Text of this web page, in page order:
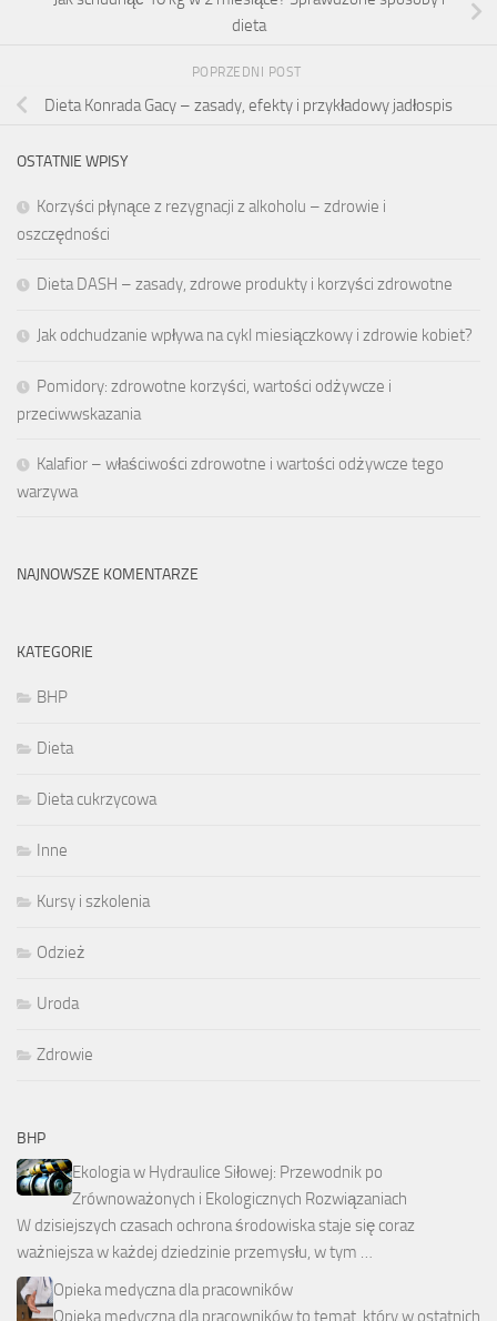
dieta
POPRZEDNI POST
Dieta Konrada Gacy – zasady, efekty i przykładowy jadłospis
OSTATNIE WPISY
Korzyści płynące z rezygnacji z alkoholu – zdrowie i
oszczędności
Dieta DASH – zasady, zdrowe produkty i korzyści zdrowotne
Jak odchudzanie wpływa na cykl miesiączkowy i zdrowie kobiet?
Pomidory: zdrowotne korzyści, wartości odżywcze i
przeciwwskazania
Kalafior – właściwości zdrowotne i wartości odżywcze tego
warzywa
NAJNOWSZE KOMENTARZE
KATEGORIE
BHP
Dieta
Dieta cukrzycowa
Inne
Kursy i szkolenia
Odzież
Uroda
Zdrowie
BHP
Ekologia w Hydraulice Siłowej: Przewodnik po
Zrównoważonych i Ekologicznych Rozwiązaniach
W dzisiejszych czasach ochrona środowiska staje się coraz
ważniejsza w każdej dziedzinie przemysłu, w tym …
Opieka medyczna dla pracowników
Opieka medyczna dla pracowników to temat, który w ostatnich